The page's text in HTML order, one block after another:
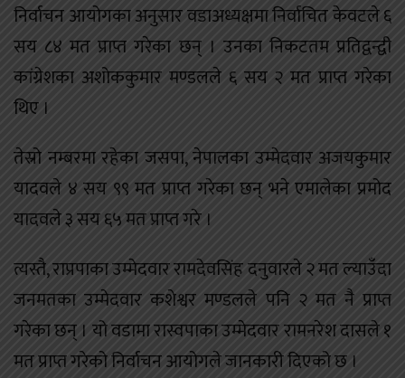
निर्वाचन आयोगका अनुसार वडाअध्यक्षमा निर्वाचित केवटले ६
सय ८४ मत प्राप्त गरेका छन् । उनका निकटतम प्रतिद्वन्द्वी
कांग्रेशका अशोककुमार मण्डलले ६ सय २ मत प्राप्त गरेका
थिए ।
तेस्रो नम्बरमा रहेका जसपा, नेपालका उम्मेदवार अजयकुमार
यादवले ४ सय ९९ मत प्राप्त गरेका छन् भने एमालेका प्रमोद
यादवले ३ सय ६५ मत प्राप्त गरे ।
त्यस्तै, राप्रपाका उम्मेदवार रामदेवसिंह दनुवारले २ मत ल्याउँदा
जनमतका उम्मेदवार कशेश्वर मण्डलले पनि २ मत नै प्राप्त
गरेका छन् । यो वडामा रास्वपाका उम्मेदवार रामनरेश दासले १
मत प्राप्त गरेको निर्वाचन आयोगले जानकारी दिएको छ ।